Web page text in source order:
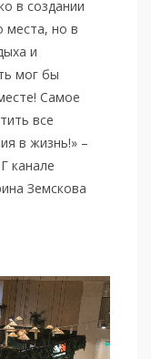
в создании
места, но в
и
мог бы
Самое
все
в жизнь!» –
канале
Земскова